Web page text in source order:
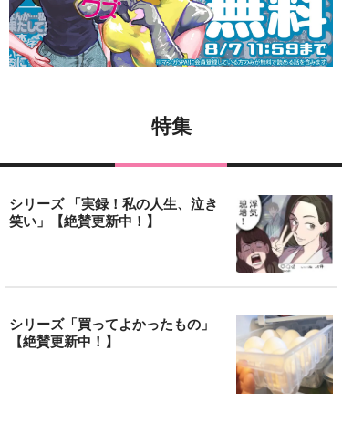
特集
シリーズ 「実録！私の人生、泣き
笑い」【絶賛更新中！】
シリーズ「買ってよかったもの」
【絶賛更新中！】